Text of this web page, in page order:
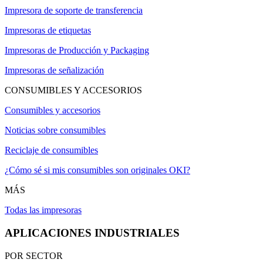
Impresora de soporte de transferencia
Impresoras de etiquetas
Impresoras de Producción y Packaging
Impresoras de señalización
CONSUMIBLES Y ACCESORIOS
Consumibles y accesorios
Noticias sobre consumibles
Reciclaje de consumibles
¿Cómo sé si mis consumibles son originales OKI?
MÁS
Todas las impresoras
APLICACIONES INDUSTRIALES
POR SECTOR